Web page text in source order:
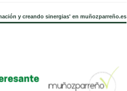
y creando sinergias' en muñozparreño.es